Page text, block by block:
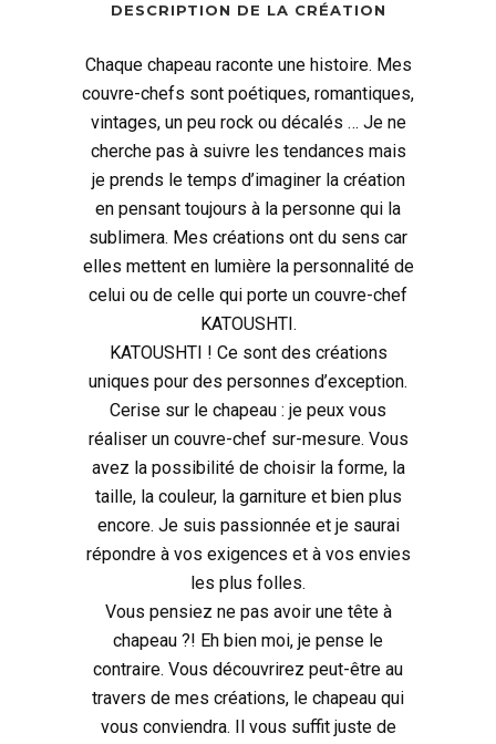
DESCRIPTION DE LA CRÉATION
Chaque chapeau raconte une histoire. Mes
couvre-chefs sont poétiques, romantiques,
vintages, un peu rock ou décalés … Je ne
cherche pas à suivre les tendances mais
je prends le temps d’imaginer la création
en pensant toujours à la personne qui la
sublimera. Mes créations ont du sens car
elles mettent en lumière la personnalité de
celui ou de celle qui porte un couvre-chef
KATOUSHTI.
KATOUSHTI ! Ce sont des créations
uniques pour des personnes d’exception.
Cerise sur le chapeau : je peux vous
réaliser un couvre-chef sur-mesure. Vous
avez la possibilité de choisir la forme, la
taille, la couleur, la garniture et bien plus
encore. Je suis passionnée et je saurai
répondre à vos exigences et à vos envies
les plus folles.
Vous pensiez ne pas avoir une tête à
chapeau ?! Eh bien moi, je pense le
contraire. Vous découvrirez peut-être au
travers de mes créations, le chapeau qui
vous conviendra. Il vous suffit juste de